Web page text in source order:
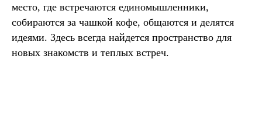
место, где встречаются единомышленники,
собираются за чашкой кофе, общаются и делятся
идеями. Здесь всегда найдется пространство для
новых знакомств и теплых встреч.